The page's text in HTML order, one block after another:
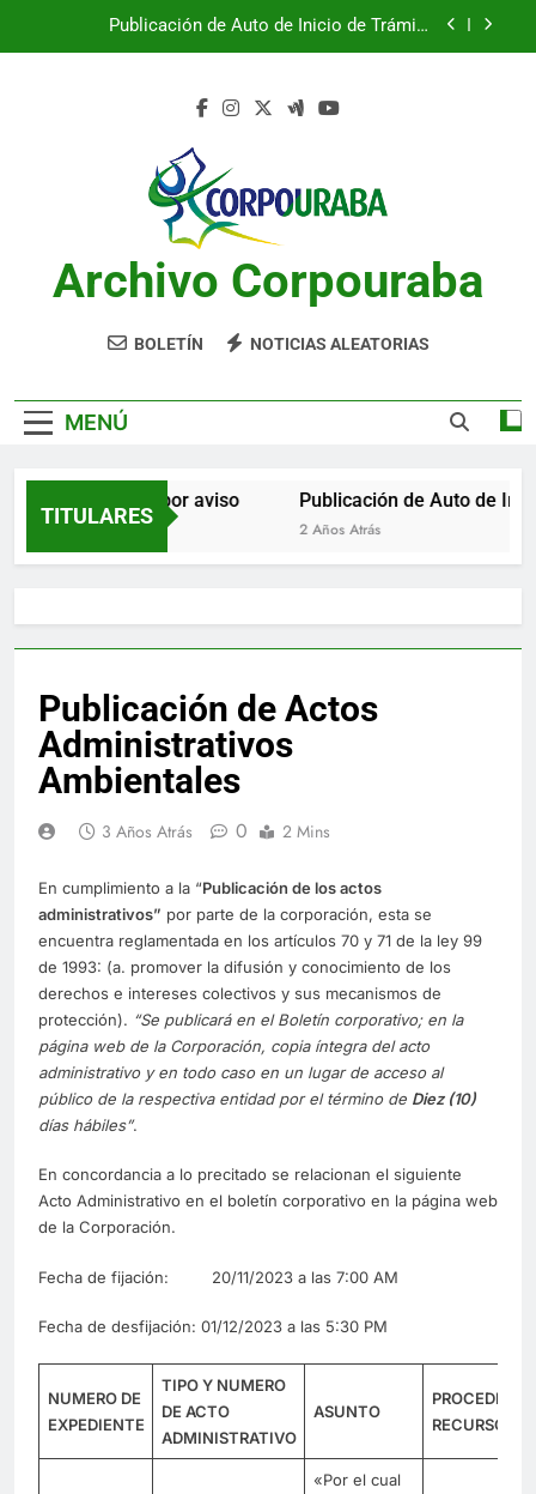
Publicación de Auto de Inicio de Trámite
Notificación por aviso
Publicación de Auto de Inicio de Trámite
Publicación de Auto de Inicio de Trámite
CITACIONES
Archivo Corpouraba
BOLETÍN NOTICIAS ALEATORIAS
MENÚ
TITULARES
Notificación por aviso
2 Años Atrás
Publicación de Auto de
2 Años Atrás
Publicación de Actos
Administrativos
Ambientales
3 Años Atrás 0 2 Mins
En cumplimiento a la “Publicación de los actos
administrativos” por parte de la corporación, esta se
encuentra reglamentada en los artículos 70 y 71 de la ley 99
de 1993: (a. promover la difusión y conocimiento de los
derechos e intereses colectivos y sus mecanismos de
protección). “Se publicará en el Boletín corporativo; en la
página web de la Corporación, copia íntegra del acto
administrativo y en todo caso en un lugar de acceso al
público de la respectiva entidad por el término de Diez (10)
días hábiles”.
En concordancia a lo precitado se relacionan el siguiente
Acto Administrativo en el boletín corporativo en la página web
de la Corporación.
Fecha de fijación: 20/11/2023 a las 7:00 AM
Fecha de desfijación: 01/12/2023 a las 5:30 PM
NUMERO DE
EXPEDIENTE
TIPO Y NUMERO
DE ACTO
ADMINISTRATIVO
ASUNTO
PROCEDE
RECURSO
«Por el cual